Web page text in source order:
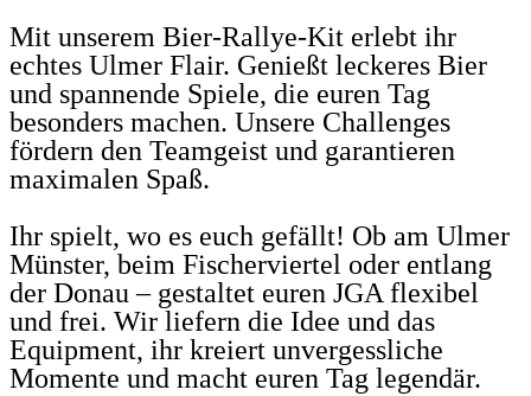
Mit unserem Bier-Rallye-Kit erlebt ihr
echtes Ulmer Flair. Genießt leckeres Bier
und span­nende Spiele, die euren Tag
besonders machen. Unsere Chal­lenges
fördern den Team­geist und garan­tieren
maxi­malen Spaß.
Ihr spielt, wo es euch gefällt! Ob am Ulmer
Münster, beim Fischer­viertel oder entlang
der Donau – gestaltet euren JGA fle­xibel
und frei. Wir liefern die Idee und das
Equipment, ihr kreiert unver­gess­liche
Momente und macht euren Tag legendär.